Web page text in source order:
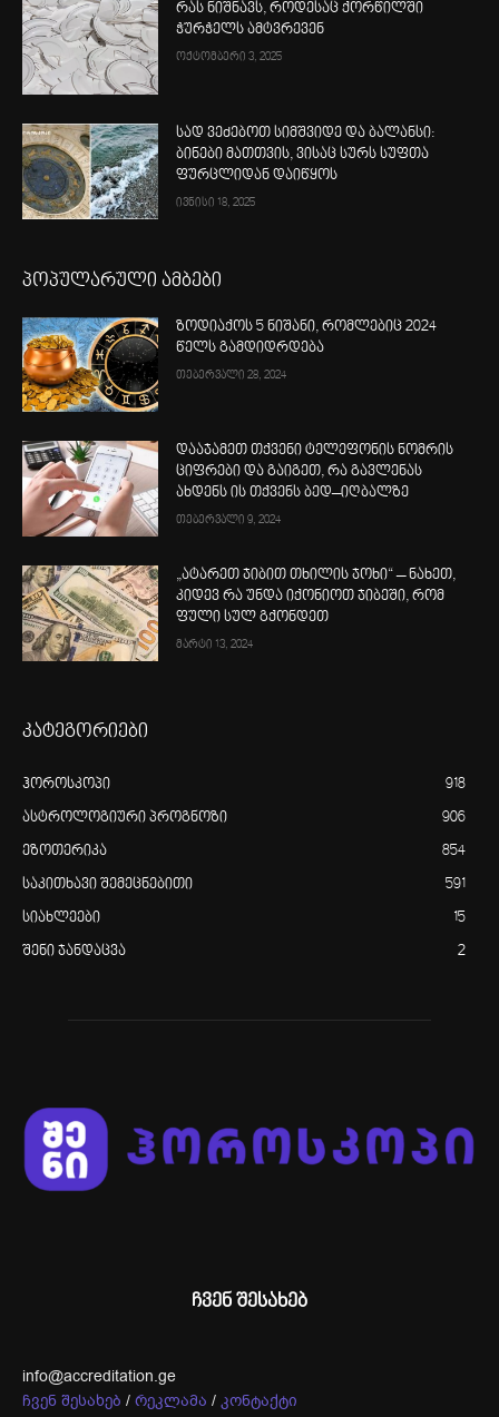
რას ნიშნავს, როდესაც ქორწილში
ჭურჭელს ამტვრევენ
ოქტომბერი 3, 2025
სად ვეძებოთ სიმშვიდე და ბალანსი:
ბინები მათთვის, ვისაც სურს სუფთა
ფურცლიდან დაიწყოს
ივნისი 18, 2025
პოპულარული ამბები
ზოდიაქოს 5 ნიშანი, რომლებიც 2024
წელს გამდიდრდება
თებერვალი 28, 2024
დააჯამეთ თქვენი ტელეფონის ნომრის
ციფრები და გაიგეთ, რა გავლენას
ახდენს ის თქვენს ბედ–იღბალზე
თებერვალი 9, 2024
„ატარეთ ჯიბით თხილის ჯოხი“ – ნახეთ,
კიდევ რა უნდა იქონიოთ ჯიბეში, რომ
ფული სულ გქონდეთ
მარტი 13, 2024
კატეგორიები
ჰოროსკოპი 918
ასტროლოგიური პროგნოზი 906
ეზოთერიკა 854
საკითხავი შემეცნებითი 591
სიახლეები 15
შენი ჯანდაცვა 2
ჩვენ შესახებ
info@accreditation.ge
ჩვენ შესახებ / რეკლამა / კონტაქტი